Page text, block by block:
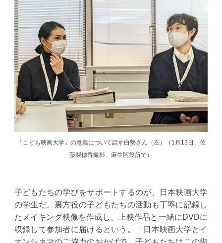
「こども映画大学」の意義について話す白勢さん（左）（1月13日、佐
藤梨穂香撮影、麻生区役所で）
子どもたちの学びをサポートするのが、日本映画大学
の学生だ。裏方役の子どもたちの活動も丁寧に記録し
たメイキング映像を作成し、上映作品と一緒にDVDに
収録して参加者に届けるという。「日本映画大学とイ